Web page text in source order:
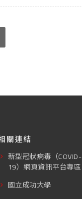
關連結
新型冠狀病毒（COVID-
19）網頁資訊平台專區
國立成功大學